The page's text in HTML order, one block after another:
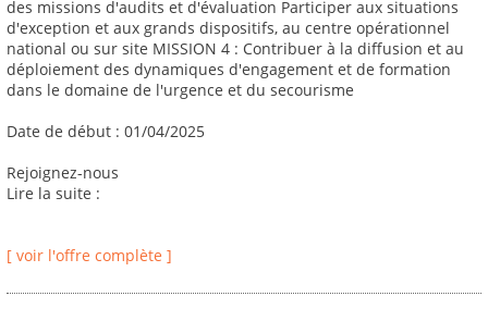
des missions d'audits et d'évaluation Participer aux situations
d'exception et aux grands dispositifs, au centre opérationnel
national ou sur site MISSION 4 : Contribuer à la diffusion et au
déploiement des dynamiques d'engagement et de formation
dans le domaine de l'urgence et du secourisme
Date de début : 01/04/2025
Rejoignez-nous
Lire la suite :
[ voir l'offre complète ]